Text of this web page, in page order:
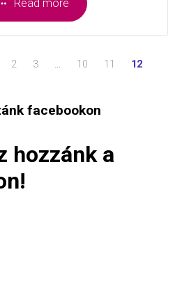
Read more
2 3 … 10 11 12
facebookon
hozzánk a